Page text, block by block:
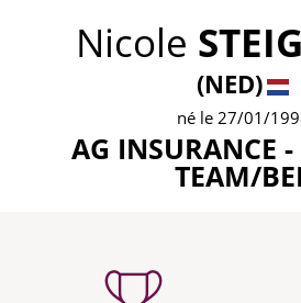
Nicole
(NED)
né le 27/01/
AG INSURANCE
TEAM/